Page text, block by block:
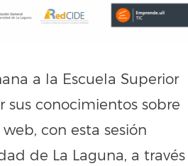
a la Escuela Superior
sus conocimientos sobre
con esta sesión
de La Laguna, a través